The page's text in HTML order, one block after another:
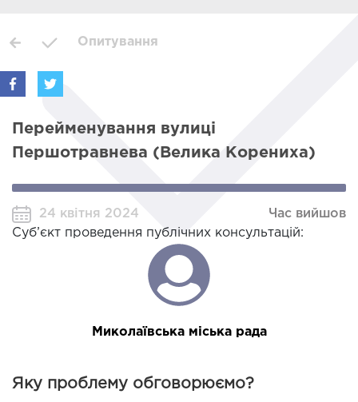
Опитування
Перейменування вулиці
Першотравнева (Велика Корениха)
24 квітня 2024
Час вийшов
Суб’єкт проведення публічних консультацій:
Миколаївська міська рада
Яку проблему обговорюємо?